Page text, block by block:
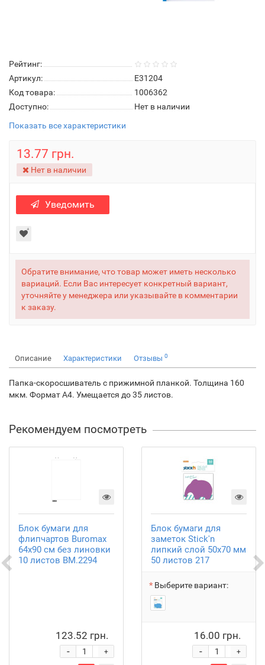
Рейтинг:
Артикул:
E31204
Код товара:
1006362
Доступно:
Нет в наличии
Показать все характеристики
13.77 грн.
Нет в наличии
Уведомить
Обратите внимание, что товар может иметь несколько
вариаций. Если Вас интересует конкретный вариант,
уточняйте у менеджера или указывайте в комментарии
к заказу.
Описание Характеристики Отзывы 0
Папка-скоросшиватель с прижимной планкой. Толщина 160
мкм. Формат А4. Умещается до 35 листов.
Рекомендуем посмотреть
Блок бумаги для
флипчартов Buromax
64х90 см без линовки
10 листов BM.2294
123.52 грн.
+
-
Блок бумаги для
заметок Stick'n
липкий слой 50х70 мм
50 листов 217
Выберите вариант:
16.00 грн.
+
-